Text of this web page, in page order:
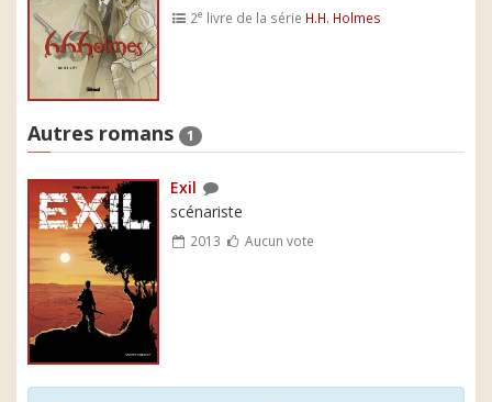
2e livre de la série H.H. Holmes
Autres romans 1
Exil
scénariste
2013 Aucun vote